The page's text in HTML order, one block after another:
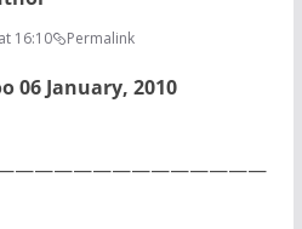
16:10 Permalink
06 January, 2010